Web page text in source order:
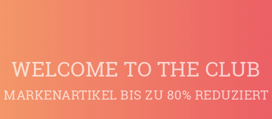
WELCOME TO THE CLUB
MARKENARTIKEL BIS ZU 80% REDUZIERT